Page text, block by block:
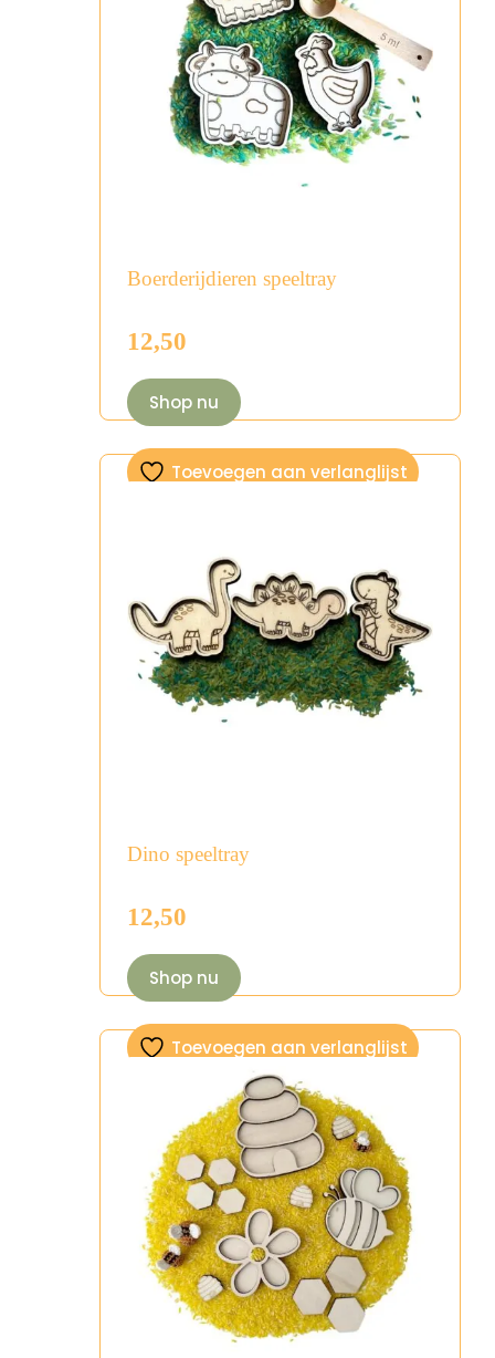
Boerderijdieren speeltray
12,50
Shop nu
Toevoegen aan verlanglijst
Dino speeltray
12,50
Shop nu
Toevoegen aan verlanglijst